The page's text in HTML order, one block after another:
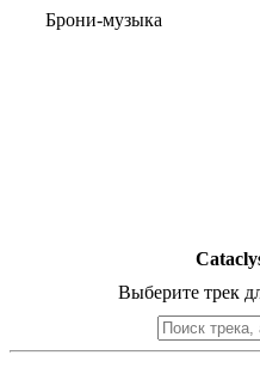
Брони-музыка
Выберите трек